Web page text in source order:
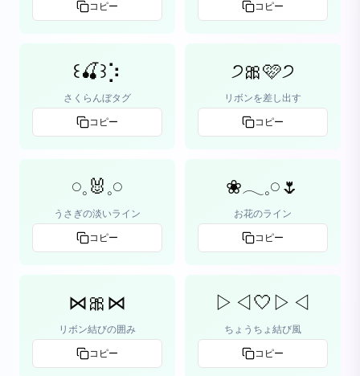
コピー コピー
꒰🍒꒱⡱
さくらんぼタグ
コピー
੭🎀🩷੭
リボンを差し出す
コピー
𓏸𓈒🐰𓈒𓏸
うさぎの淡いライン
コピー
❀𓂃𓈒𓏸🌷
お花のライン
コピー
⋈🎀⋈
リボン結びの囲み
コピー
▷◁🤍▷◁
ちょうちょ結び風
コピー